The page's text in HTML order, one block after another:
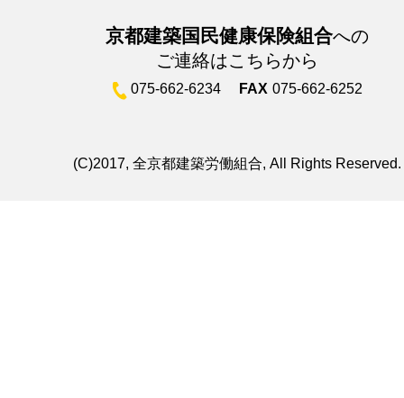
京都建築国民健康保険組合への
ご連絡はこちらから
075-662-6234 FAX 075-662-6252
(C)2017, 全京都建築労働組合, All Rights Reserved.